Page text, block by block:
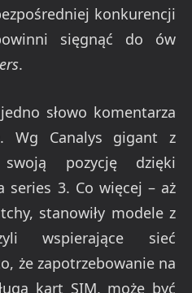
konkurencji
sięgnąć do ów
.
słowo komentarza
Wg Canalys gigant z
pozycję dzięki
series 3. Co więcej – aż
stanowiły modele z
wspierające sieć
że zapotrzebowanie na
kart SIM, może być